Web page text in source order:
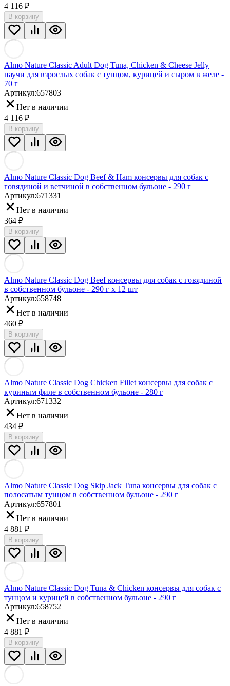
4 116 ₽
В корзину
Almo Nature Classic Adult Dog Tuna, Chicken & Cheese Jelly
паучи для взрослых собак с тунцом, курицей и сыром в желе -
70 г
Артикул:657803
Нет в наличии
4 116 ₽
В корзину
Almo Nature Classic Dog Beef & Ham консервы для собак с
говядиной и ветчиной в собственном бульоне - 290 г
Артикул:671331
Нет в наличии
364 ₽
В корзину
Almo Nature Classic Dog Beef консервы для собак с говядиной
в собственном бульоне - 290 г х 12 шт
Артикул:658748
Нет в наличии
460 ₽
В корзину
Almo Nature Classic Dog Chicken Fillet консервы для собак с
куриным филе в собственном бульоне - 280 г
Артикул:671332
Нет в наличии
434 ₽
В корзину
Almo Nature Classic Dog Skip Jack Tuna консервы для собак с
полосатым тунцом в собственном бульоне - 290 г
Артикул:657801
Нет в наличии
4 881 ₽
В корзину
Almo Nature Classic Dog Tuna & Chicken консервы для собак с
тунцом и курицей в собственном бульоне - 290 г
Артикул:658752
Нет в наличии
4 881 ₽
В корзину